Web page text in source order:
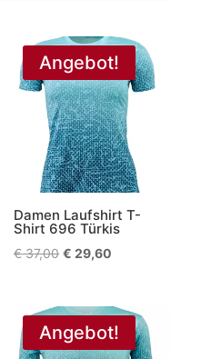
Angebot!
Damen Laufshirt T-
Shirt 696 Türkis
€37,00 Ursprünglicher
€ 37,00
€ 29,60
€ 29,60.
Angebot!